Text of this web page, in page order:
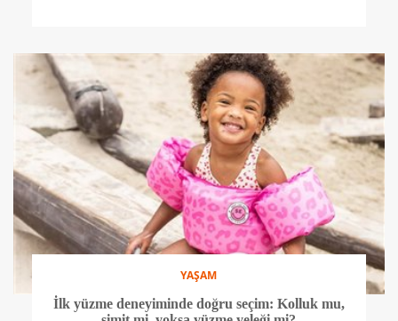
YAŞAM
İlk yüzme deneyiminde doğru seçim: Kolluk mu,